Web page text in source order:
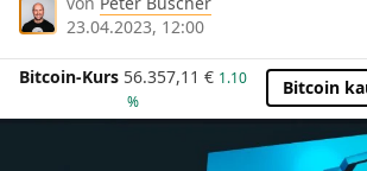
23.04.2023, 12:00
Bitcoin-Kurs 56.357,11 € 1.10
%
Bitcoin